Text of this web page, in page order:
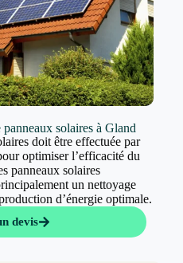
solaires à Gland
doit être effectuée par
optimiser l’efficacité du
panneaux solaires
un nettoyage
d’énergie optimale.
devis